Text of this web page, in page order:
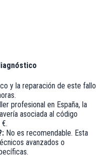
y la reparación de este fallo
.
profesional en España, la
asociada al código
€.
No es recomendable. Esta
avanzados o